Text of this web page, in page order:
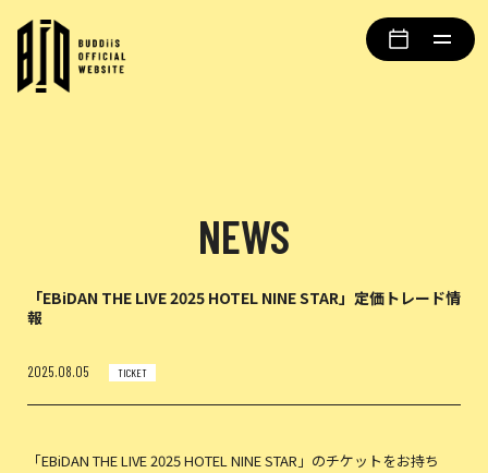
NEWS
「EBiDAN THE LIVE 2025 HOTEL NINE STAR」定価トレード情
報
2025.08.05 TICKET
「EBiDAN THE LIVE 2025 HOTEL NINE STAR」のチケットをお持ち